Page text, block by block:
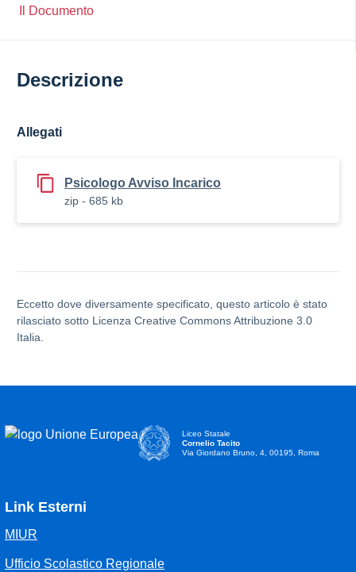
Il Documento
Descrizione
Allegati
Psicologo Avviso Incarico
zip - 685 kb
Eccetto dove diversamente specificato, questo articolo è stato
rilasciato sotto Licenza Creative Commons Attribuzione 3.0
Italia.
Liceo Statale
Cornelio Tacito
Via Giordano Bruno, 4, 00195, Roma
Link Esterni
MIUR
Ufficio Scolastico Regionale